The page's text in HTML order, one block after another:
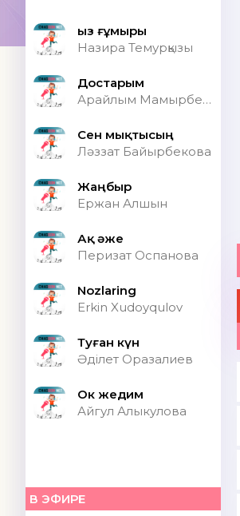
Қыз ғұмыры
Назира Темурқызы
Достарым
Арайлым Мамырбекқызы
Сен мықтысың
Ләззат Байырбекова
Жаңбыр
Ержан Алшын
Ақ әже
Перизат Оспанова
Nozlaring
Erkin Xudoyqulov
Туған күн
Әділет Оразалиев
Ок жедим
Айгул Алыкулова
В ЭФИРЕ